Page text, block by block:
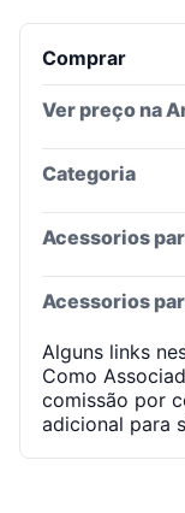
Comprar
Ver preço na
Categoria
Acessorios
Acessorios
Alguns links
Como
comissão por
adicional para